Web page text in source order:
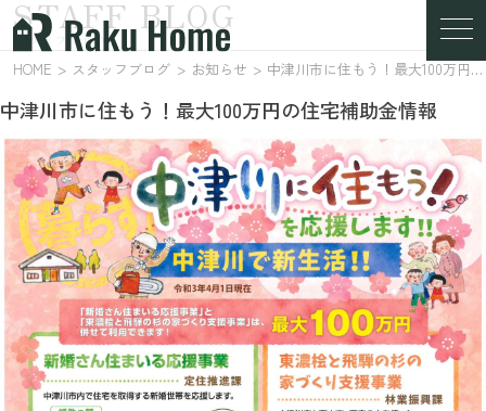
スタッフブログ
STAFF BLOG
HOME スタッフブログ お知らせ 中津川市に住もう！最大100万円の住宅補助金情報
中津川市に住もう！最大100万円の住宅補助金情報